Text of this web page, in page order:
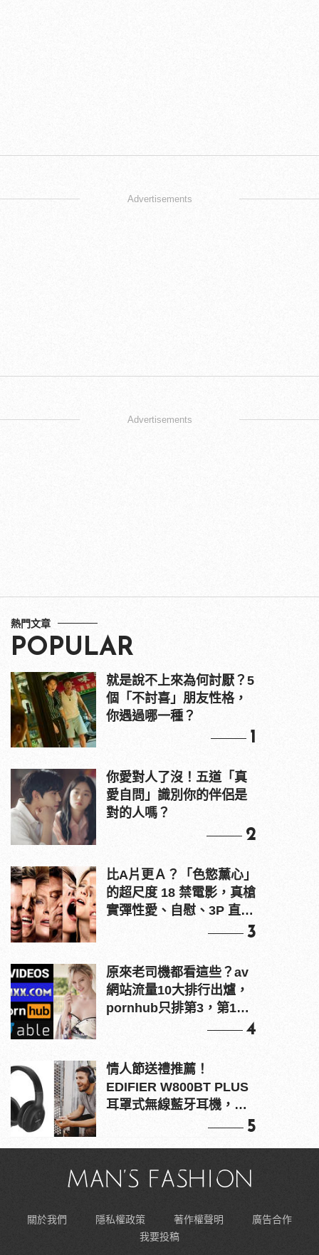
Advertisements
Advertisements
熱門文章
POPULAR
就是說不上來為何討厭？5
個「不討喜」朋友性格，
你遇過哪一種？
1
你愛對人了沒！五道「真
愛自問」識別你的伴侶是
對的人嗎？
2
比A片更Ａ？「色慾薰心」
的超尺度 18 禁電影，真槍
實彈性愛、自慰、3P 直接
3
原來老司機都看這些？av
網站流量10大排行出爐，
pornhub只排第3，第1名
4
情人節送禮推薦！
EDIFIER W800BT PLUS
耳罩式無線藍牙耳機，在
5
關於我們 隱私權政策 著作權聲明
廣告合作
我要投稿